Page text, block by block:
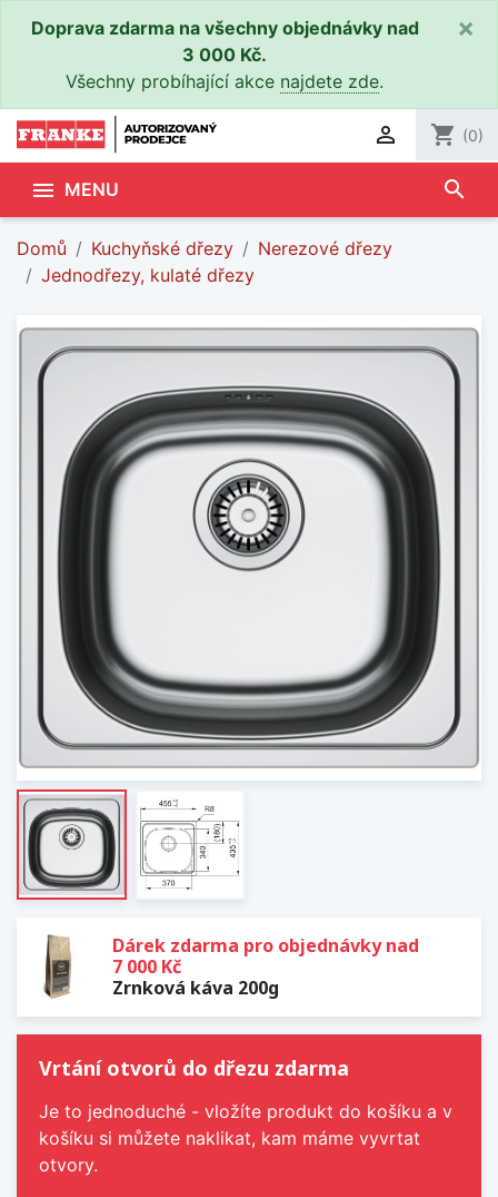
Doprava zdarma na všechny objednávky nad
3 000 Kč.
Všechny probíhající akce najdete zde.
×
 shopping_cart (0)
 MENU search
Domů Kuchyňské dřezy
Nerezové dřezy
Jednodřezy, kulaté dřezy
Dárek zdarma pro objednávky nad
7 000 Kč
Zrnková káva 200g
Vrtání otvorů do dřezu zdarma
Je to jednoduché - vložíte produkt do košíku a v
košíku si můžete naklikat, kam máme vyvrtat
otvory.